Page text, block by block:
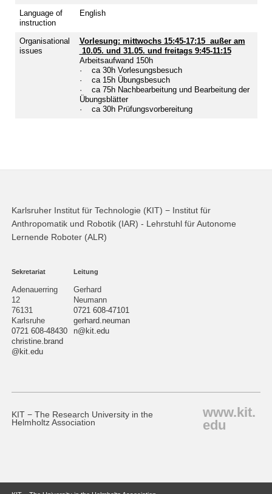
Language of
instruction
English
Organisational
issues
Vorlesung: mittwochs 15:45-17:15 außer am
10.05. und 31.05. und freitags 9:45-11:15
Arbeitsaufwand 150h
· ca 30h Vorlesungsbesuch
· ca 15h Übungsbesuch
· ca 75h Nachbearbeitung und Bearbeitung der
Übungsblätter
· ca 30h Prüfungsvorbereitung
Karlsruher Institut für Technologie (KIT) − Institut für
Anthropomatik und Robotik (IAR) - Lehrstuhl für Autonome
Lernende Roboter (ALR)
Sekretariat
Adenauerring
12
76131
Karlsruhe
0721 608-48430
christine.brand
@kit.edu
Leitung
Gerhard
Neumann
0721 608-47101
gerhard.neuman
n@kit.edu
KIT − The Research University in the
Helmholtz Association
www.kit.
edu